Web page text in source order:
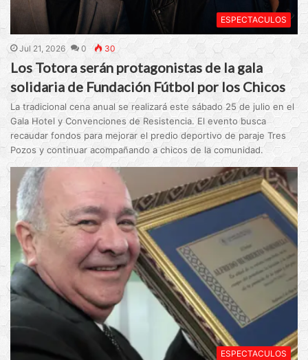
ESPECTACULOS
Jul 21, 2026 0 30
Los Totora serán protagonistas de la gala
solidaria de Fundación Fútbol por los Chicos
La tradicional cena anual se realizará este sábado 25 de julio en el
Gala Hotel y Convenciones de Resistencia. El evento busca
recaudar fondos para mejorar el predio deportivo de paraje Tres
Pozos y continuar acompañando a chicos de la comunidad.
ESPECTACULOS